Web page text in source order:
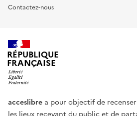
Contactez-nous
RÉPUBLIQUE
FRANÇAISE
acceslibre a pour objectif de